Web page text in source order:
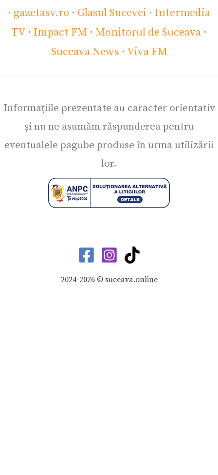
· gazetasv.ro · Glasul Sucevei · Intermedia
TV · Impact FM · Monitorul de Suceava ·
Suceava News · Viva FM
Informațiile prezentate au caracter orientativ
și nu ne asumăm răspunderea pentru
eventualele pagube produse în urma utilizării
lor.
2024-2026 © suceava.online